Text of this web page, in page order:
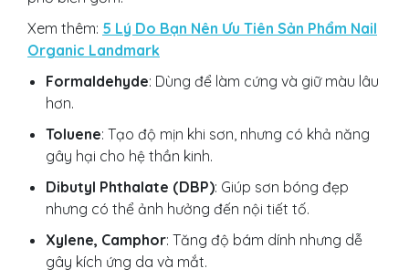
Xem thêm: 5 Lý Do Bạn Nên Ưu Tiên Sản Phẩm Nail
Organic Landmark
Formaldehyde: Dùng để làm cứng và giữ màu lâu
hơn.
Toluene: Tạo độ mịn khi sơn, nhưng có khả năng
gây hại cho hệ thần kinh.
Dibutyl Phthalate (DBP): Giúp sơn bóng đẹp
nhưng có thể ảnh hưởng đến nội tiết tố.
Xylene, Camphor: Tăng độ bám dính nhưng dễ
gây kích ứng da và mắt.